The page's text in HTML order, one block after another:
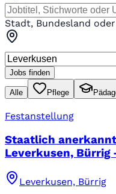
Stadt, Bundesland
Jobs finden
Alle Pflege
Festanstellung
Staatlich
Leverkusen, Bürrig
Leverkusen, Bürrig